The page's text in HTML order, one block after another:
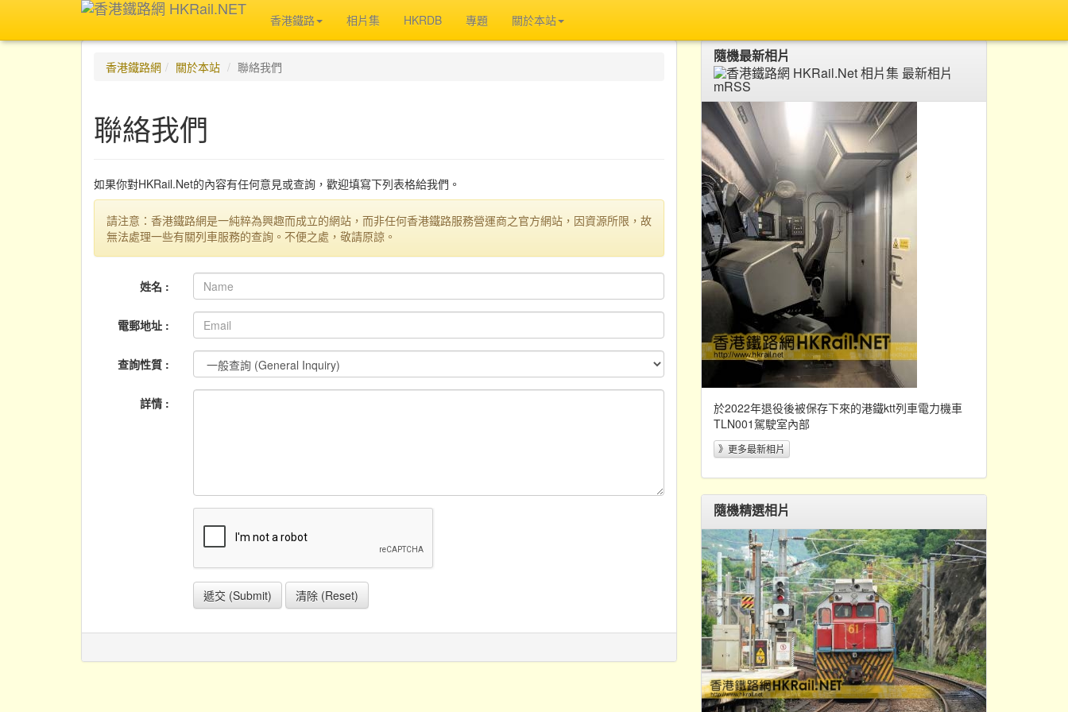
香港鐵路 相片集 HKRDB 專題 關於本站
香港鐵路網 關於本站 聯絡我們
聯絡我們
如果你對HKRail.Net的內容有任何意見或查詢，歡迎填寫下列表格給我們。
請注意：香港鐵路網是一純粹為興趣而成立的網站，而非任何香港鐵路服務營運商之官方網站，因資源所限，故
無法處理一些有關列車服務的查詢。不便之處，敬請原諒。
姓名 :
電郵地址 :
查詢性質 :
詳情 :
隨機最新相片
於2022年退役後被保存下來的港鐵ktt列車電力機車
TLN001駕駛室內部
》更多最新相片
隨機精選相片